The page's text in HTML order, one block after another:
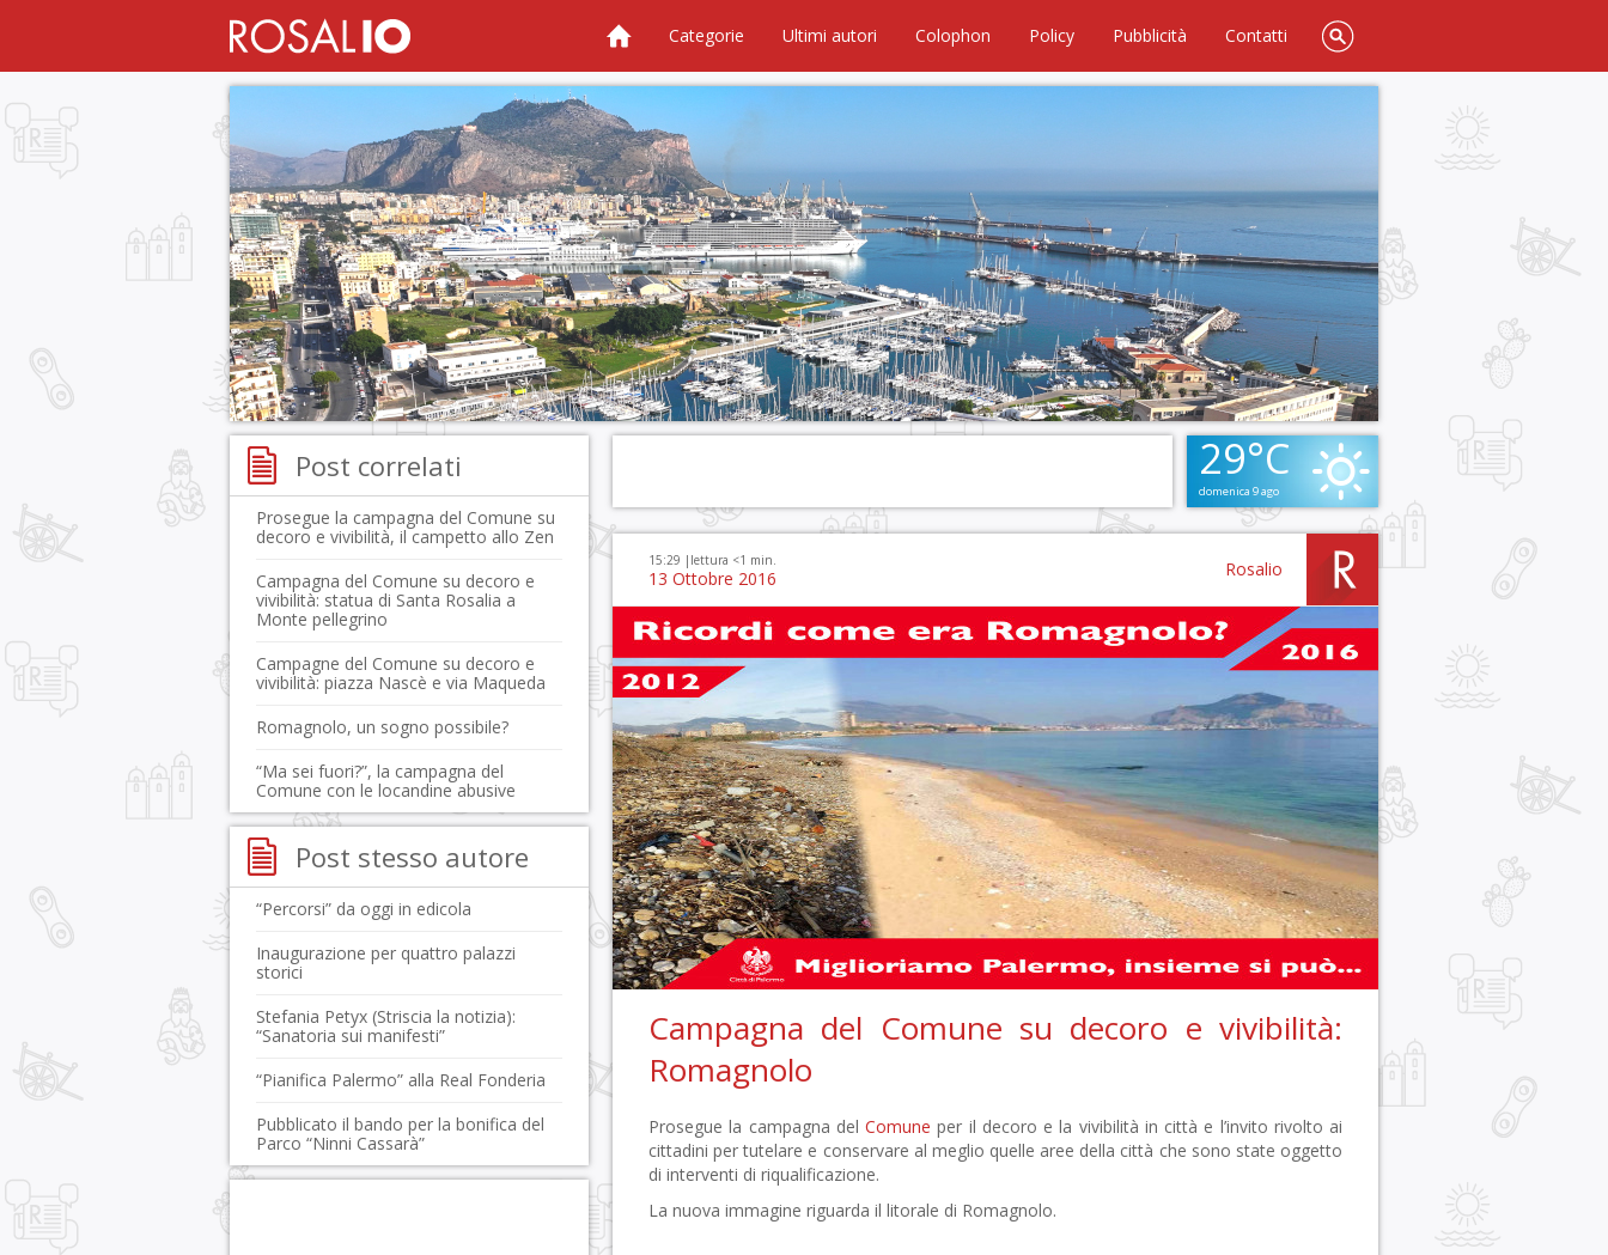
Categorie Ultimi autori Colophon Policy Pubblicità Contatti
29°C
domenica 9 ago
15:29 | lettura <1 min.
13 Ottobre 2016 Rosalio
Campagna del Comune su decoro e vivibilità:
Romagnolo
Prosegue la campagna del Comune per il decoro e la vivibilità in città e l’invito rivolto ai
cittadini per tutelare e conservare al meglio quelle aree della città che sono state oggetto
di interventi di riqualificazione.
La nuova immagine riguarda il litorale di Romagnolo.
Post correlati
Prosegue la campagna del Comune su
decoro e vivibilità, il campetto allo Zen
Campagna del Comune su decoro e
vivibilità: statua di Santa Rosalia a
Monte pellegrino
Campagne del Comune su decoro e
vivibilità: piazza Nascè e via Maqueda
Romagnolo, un sogno possibile?
“Ma sei fuori?”, la campagna del
Comune con le locandine abusive
Post stesso autore
“Percorsi” da oggi in edicola
Inaugurazione per quattro palazzi
storici
Stefania Petyx (Striscia la notizia):
“Sanatoria sui manifesti”
“Pianifica Palermo” alla Real Fonderia
Pubblicato il bando per la bonifica del
Parco “Ninni Cassarà”